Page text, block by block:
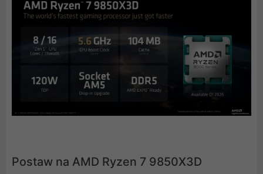
Postaw na AMD Ryzen 7 9850X3D